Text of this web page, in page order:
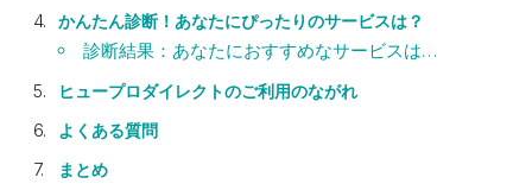
かんたん診断！あなたにぴったりのサービスは？
診断結果：あなたにおすすめなサービスは…
ヒュープロダイレクトのご利用のながれ
よくある質問
まとめ